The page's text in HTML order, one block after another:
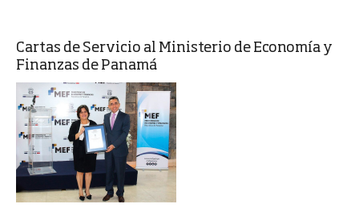
Cartas de Servicio al Ministerio de Economía y
Finanzas de Panamá